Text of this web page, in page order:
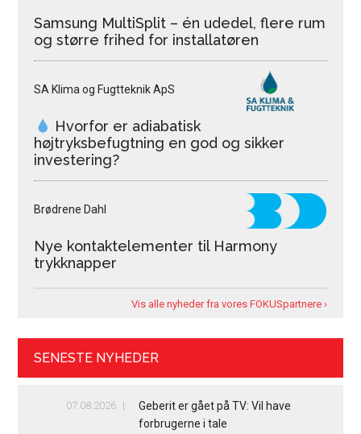
Samsung MultiSplit – én udedel, flere rum
og større frihed for installatøren
SA Klima og Fugtteknik ApS
Hvorfor er adiabatisk
højtryksbefugtning en god og sikker
investering?
Brødrene Dahl
Nye kontaktelementer til Harmony
trykknapper
Vis alle nyheder fra vores FOKUSpartnere ›
SENESTE NYHEDER
07.08.2026
Geberit er gået på TV: Vil have
forbrugerne i tale